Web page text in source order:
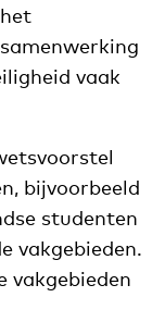
vaak
bijvoorbeeld
studenten
vakgebieden.
vakgebieden